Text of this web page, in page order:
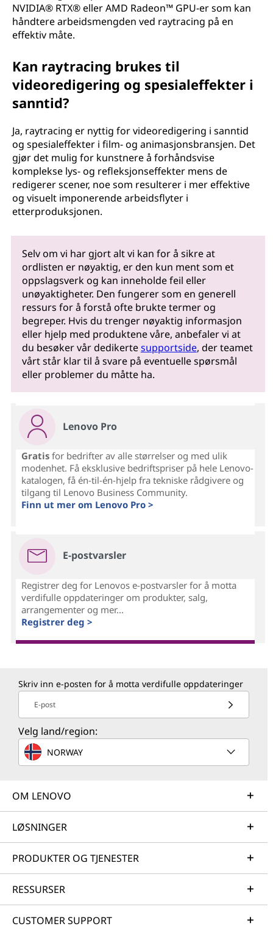
NVIDIA® RTX® eller AMD Radeon™ GPU-er som kan
håndtere arbeidsmengden ved raytracing på en
effektiv måte.
Kan raytracing brukes til
videoredigering og spesialeffekter i
sanntid?
Ja, raytracing er nyttig for videoredigering i sanntid
og spesialeffekter i film- og animasjonsbransjen. Det
gjør det mulig for kunstnere å forhåndsvise
komplekse lys- og refleksjonseffekter mens de
redigerer scener, noe som resulterer i mer effektive
og visuelt imponerende arbeidsflyter i
etterproduksjonen.
Selv om vi har gjort alt vi kan for å sikre at
ordlisten er nøyaktig, er den kun ment som et
oppslagsverk og kan inneholde feil eller
unøyaktigheter. Den fungerer som en generell
ressurs for å forstå ofte brukte termer og
begreper. Hvis du trenger nøyaktig informasjon
eller hjelp med produktene våre, anbefaler vi at
du besøker vår dedikertesupportside, der teamet
vårt står klar til å svare på eventuelle spørsmål
eller problemer du måtte ha.
Lenovo Pro
Gratisfor bedrifter av alle størrelser og med ulik
modenhet. Få eksklusive bedriftspriser på hele Lenovo-
katalogen, få én-til-én-hjelp fra tekniske rådgivere og
tilgang til Lenovo Business Community.
Finn ut mer om Lenovo Pro >
E-postvarsler
Registrer deg for Lenovos e-postvarsler for å motta
verdifulle oppdateringer om produkter, salg,
arrangementer og mer...
Registrer deg >
Skriv inn e-posten for å motta verdifulle oppdateringer
E-post
Velg land/region:
NORWAY
OM LENOVO
LØSNINGER
PRODUKTER OG TJENESTER
RESSURSER
CUSTOMER SUPPORT